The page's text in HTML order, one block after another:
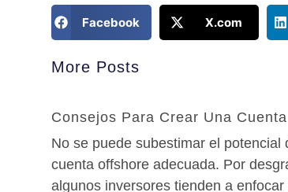
Facebook X.com
More Posts
Consejos Para Crear Una
No se puede subestimar el potencial
cuenta offshore adecuada. Por
algunos inversores tienden a